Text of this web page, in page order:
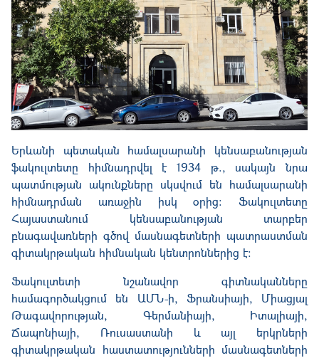
Երևանի պետական համալսարանի
կենսաբանության
ֆակուլտետը
հիմնադրվել է 1934
թ., սակայն նրա
պատմության ակունքները սկսվում են համալսարանի
հիմնադրման առաջին իսկ օրից:
Ֆակուլտետը
Հայաստանում կենսաբանության
տարբեր
բնագավառների գծով մասնագետների պատրաստման
գիտակրթական հիմնական կենտրոններից է:
Ֆակուլտետի նշանավոր
գիտնականները
համագործակցում են ԱՄՆ-ի, Ֆրանսիայի, Միացյալ
Թագավորության, Գերմանիայի,
Իտալիայի,
Ճապոնիայի, Ռուսաստանի և
այլ երկրների
գիտակրթական հաստատությունների մասնագետների